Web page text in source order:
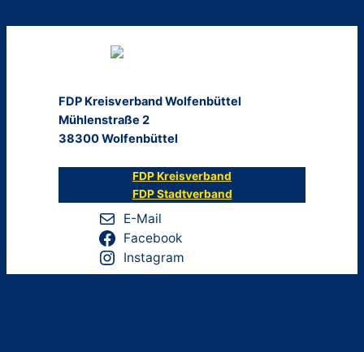
FDP Kreisverband Wolfenbüttel
Mühlenstraße 2
38300 Wolfenbüttel
FDP Kreisverband
FDP Stadtverband
E-Mail
Facebook
Instagram